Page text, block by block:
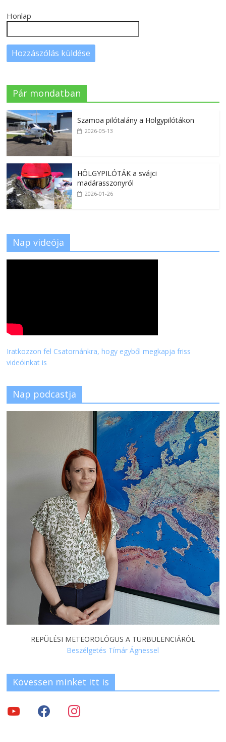
Honlap
Pár mondatban
Szamoa pilótalány a Hölgypilótákon
2026-05-13
HÖLGYPILÓTÁK a svájci
madárasszonyról
2026-01-26
Nap videója
Iratkozzon fel Csatornánkra, hogy egyből megkapja friss
videóinkat is
Nap podcastja
REPÜLÉSI METEOROLÓGUS A TURBULENCIÁRÓL
Beszélgetés Tímár Ágnessel
Kövessen minket itt is